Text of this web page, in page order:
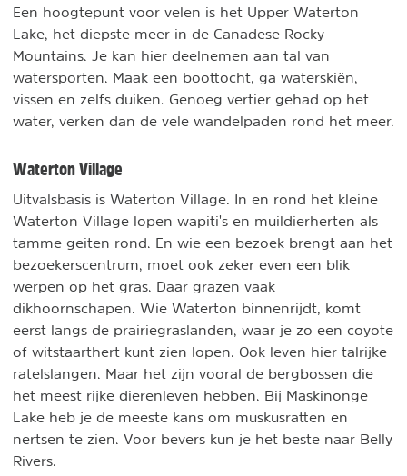
Een hoogtepunt voor velen is het Upper Waterton
Lake, het diepste meer in de Canadese Rocky
Mountains. Je kan hier deelnemen aan tal van
watersporten. Maak een boottocht, ga waterskiën,
vissen en zelfs duiken. Genoeg vertier gehad op het
water, verken dan de vele wandelpaden rond het meer.
Waterton Village
Uitvalsbasis is Waterton Village. In en rond het kleine
Waterton Village lopen wapiti's en muildierherten als
tamme geiten rond. En wie een bezoek brengt aan het
bezoekerscentrum, moet ook zeker even een blik
werpen op het gras. Daar grazen vaak
dikhoornschapen. Wie Waterton binnenrijdt, komt
eerst langs de prairiegraslanden, waar je zo een coyote
of witstaarthert kunt zien lopen. Ook leven hier talrijke
ratelslangen. Maar het zijn vooral de bergbossen die
het meest rijke dierenleven hebben. Bij Maskinonge
Lake heb je de meeste kans om muskusratten en
nertsen te zien. Voor bevers kun je het beste naar Belly
Rivers.